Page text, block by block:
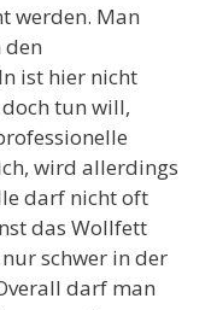
werden. Man
ist hier nicht
tun will,
wird allerdings
darf nicht oft
das Wollfett
schwer in der
darf man